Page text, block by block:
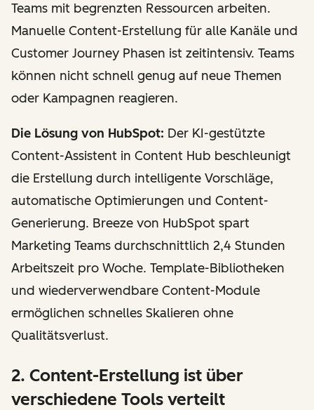
Teams mit begrenzten Ressourcen arbeiten.
Manuelle Content-Erstellung für alle Kanäle und
Customer Journey Phasen ist zeitintensiv. Teams
können nicht schnell genug auf neue Themen
oder Kampagnen reagieren.
Die Lösung von HubSpot: Der KI-gestützte
Content-Assistent in Content Hub beschleunigt
die Erstellung durch intelligente Vorschläge,
automatische Optimierungen und Content-
Generierung. Breeze von HubSpot spart
Marketing Teams durchschnittlich 2,4 Stunden
Arbeitszeit pro Woche. Template-Bibliotheken
und wiederverwendbare Content-Module
ermöglichen schnelles Skalieren ohne
Qualitätsverlust.
2. Content-Erstellung ist über
verschiedene Tools verteilt